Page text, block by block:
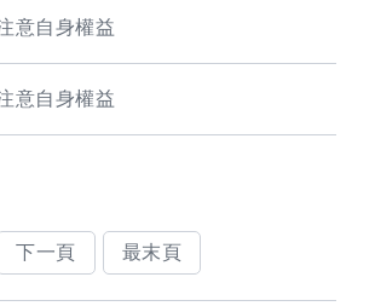
意自身權益
意自身權益
下一頁 最末頁